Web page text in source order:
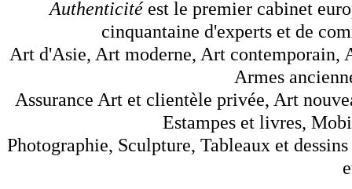
Authenticitéest le premier cabinet
cinquantaine d'experts et de
Art d'Asie, Art moderne, Art contemporain,
Armes
Assurance Art et clientèle privée, Art
Estampes et livres,
Photographie, Sculpture, Tableaux et